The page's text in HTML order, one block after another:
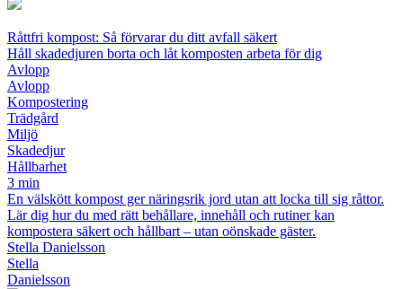
Råttfri kompost: Så förvarar du ditt avfall säkert
Håll skadedjuren borta och låt komposten arbeta för dig
Avlopp
Avlopp
Kompostering
Trädgård
Miljö
Skadedjur
Hållbarhet
3 min
En välskött kompost ger näringsrik jord utan att locka till sig råttor.
Lär dig hur du med rätt behållare, innehåll och rutiner kan
kompostera säkert och hållbart – utan oönskade gäster.
Stella Danielsson
Stella
Danielsson